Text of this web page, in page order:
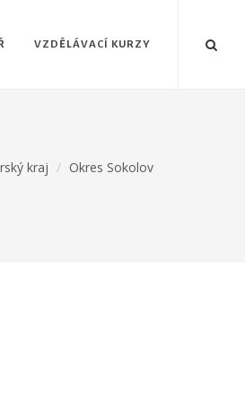
VZDĚLÁVACÍ KURZY
kraj Okres Sokolov